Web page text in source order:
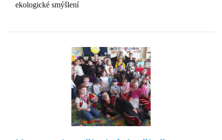
ekologické smýšlení